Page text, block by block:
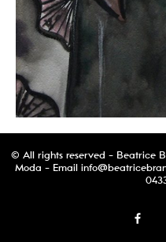
© All rights reserved - Beatrice
Moda - Email